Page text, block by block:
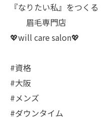
『なりたい私』をつくる
眉毛専門店
💖will care salon💖
#資格
#大阪
#メンズ
#ダウンタイム